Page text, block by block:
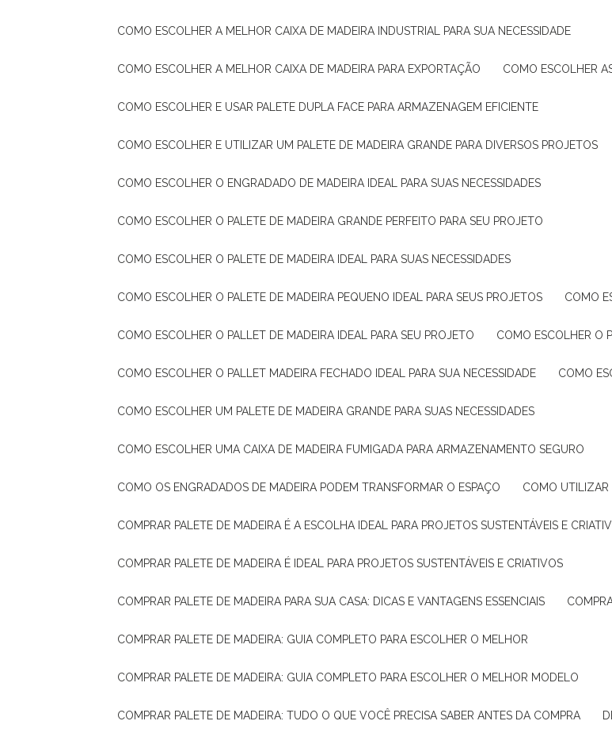
COMO ESCOLHER A MELHOR CAIXA DE MADEIRA INDUSTRIAL PARA SUA NECESSIDADE
COMO ESCOLHER A MELHOR CAIXA DE MADEIRA PARA EXPORTAÇÃO COMO ESCOLHER
COMO ESCOLHER E USAR PALETE DUPLA FACE PARA ARMAZENAGEM EFICIENTE
COMO ESCOLHER E UTILIZAR UM PALETE DE MADEIRA GRANDE PARA DIVERSOS PROJETOS
COMO ESCOLHER O ENGRADADO DE MADEIRA IDEAL PARA SUAS NECESSIDADES
COMO ESCOLHER O PALETE DE MADEIRA GRANDE PERFEITO PARA SEU PROJETO
COMO ESCOLHER O PALETE DE MADEIRA IDEAL PARA SUAS NECESSIDADES
COMO ESCOLHER O PALETE DE MADEIRA PEQUENO IDEAL PARA SEUS PROJETOS COMO
COMO ESCOLHER O PALLET DE MADEIRA IDEAL PARA SEU PROJETO COMO ESCOLHER O
COMO ESCOLHER O PALLET MADEIRA FECHADO IDEAL PARA SUA NECESSIDADE COMO
COMO ESCOLHER UM PALETE DE MADEIRA GRANDE PARA SUAS NECESSIDADES
COMO ESCOLHER UMA CAIXA DE MADEIRA FUMIGADA PARA ARMAZENAMENTO SEGURO
COMO OS ENGRADADOS DE MADEIRA PODEM TRANSFORMAR O ESPAÇO COMO
COMPRAR PALETE DE MADEIRA É A ESCOLHA IDEAL PARA PROJETOS SUSTENTÁVEIS E
COMPRAR PALETE DE MADEIRA É IDEAL PARA PROJETOS SUSTENTÁVEIS E CRIATIVOS
COMPRAR PALETE DE MADEIRA PARA SUA CASA: DICAS E VANTAGENS ESSENCIAIS
COMPRAR PALETE DE MADEIRA: GUIA COMPLETO PARA ESCOLHER O MELHOR
COMPRAR PALETE DE MADEIRA: GUIA COMPLETO PARA ESCOLHER O MELHOR MODELO
COMPRAR PALETE DE MADEIRA: TUDO O QUE VOCÊ PRECISA SABER ANTES DA COMPRA